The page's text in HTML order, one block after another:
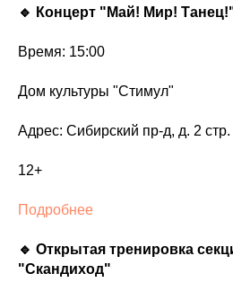
🔹 Концерт "Май! Мир!
Время: 15:00
Дом культуры "Стимул"
Адрес: Сибирский пр-д, д. 2 стр.
12+
Подробнее
🔹 Открытая тренировка
"Скандиход"